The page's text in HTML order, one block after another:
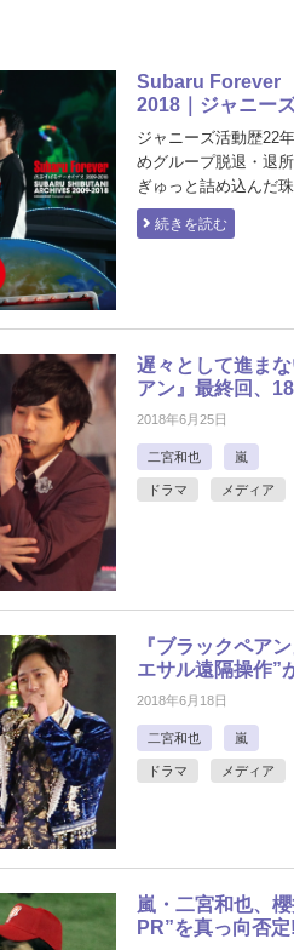
Subaru Forever
2018｜ジャニー
ジャニーズ活動歴22
めグループ脱退・退
ぎゅっと詰め込んだ
続きを読む
遅々として進ま
アン』最終回、
2018年6月25日
二宮和也 嵐
ドラマ メディア
『ブラックペア
エサル遠隔操作”
2018年6月18日
二宮和也 嵐
ドラマ メディア
嵐・二宮和也、
PR”を真っ向否